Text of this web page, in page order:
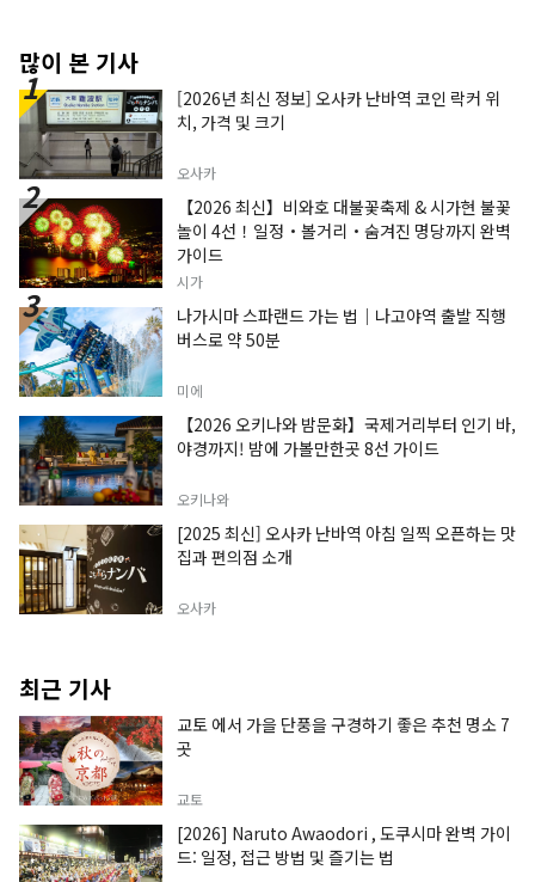
많이 본 기사
[2026년 최신 정보] 오사카 난바역 코인 락커 위
치, 가격 및 크기
오사카
【2026 최신】비와호 대불꽃축제 & 시가현 불꽃
놀이 4선！일정・볼거리・숨겨진 명당까지 완벽
가이드
시가
나가시마 스파랜드 가는 법｜나고야역 출발 직행
버스로 약 50분
미에
【2026 오키나와 밤문화】국제거리부터 인기 바,
야경까지! 밤에 가볼만한곳 8선 가이드
오키나와
[2025 최신] 오사카 난바역 아침 일찍 오픈하는 맛
집과 편의점 소개
오사카
최근 기사
교토 에서 가을 단풍을 구경하기 좋은 추천 명소 7
곳
교토
[2026] Naruto Awaodori , 도쿠시마 완벽 가이
드: 일정, 접근 방법 및 즐기는 법